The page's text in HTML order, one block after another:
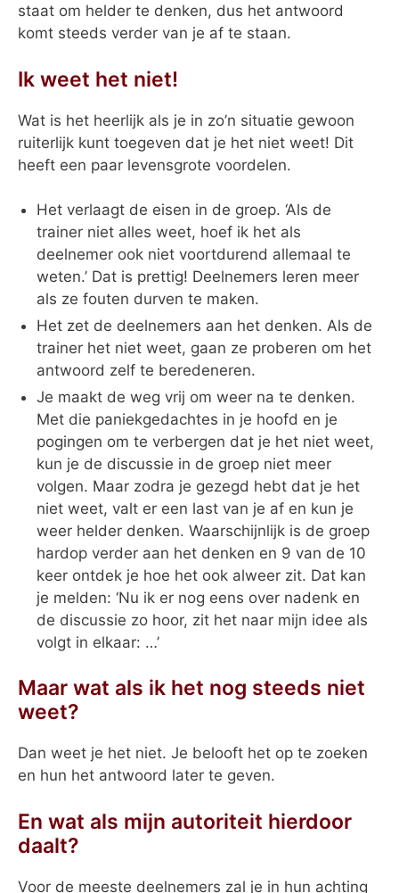
staat om helder te denken, dus het antwoord
komt steeds verder van je af te staan.
Ik weet het niet!
Wat is het heerlijk als je in zo’n situatie gewoon
ruiterlijk kunt toegeven dat je het niet weet! Dit
heeft een paar levensgrote voordelen.
Het verlaagt de eisen in de groep. ‘Als de
trainer niet alles weet, hoef ik het als
deelnemer ook niet voortdurend allemaal te
weten.’ Dat is prettig! Deelnemers leren meer
als ze fouten durven te maken.
Het zet de deelnemers aan het denken. Als de
trainer het niet weet, gaan ze proberen om het
antwoord zelf te beredeneren.
Je maakt de weg vrij om weer na te denken.
Met die paniekgedachtes in je hoofd en je
pogingen om te verbergen dat je het niet weet,
kun je de discussie in de groep niet meer
volgen. Maar zodra je gezegd hebt dat je het
niet weet, valt er een last van je af en kun je
weer helder denken. Waarschijnlijk is de groep
hardop verder aan het denken en 9 van de 10
keer ontdek je hoe het ook alweer zit. Dat kan
je melden: ‘Nu ik er nog eens over nadenk en
de discussie zo hoor, zit het naar mijn idee als
volgt in elkaar: …’
Maar wat als ik het nog steeds niet
weet?
Dan weet je het niet. Je belooft het op te zoeken
en hun het antwoord later te geven.
En wat als mijn autoriteit hierdoor
daalt?
Voor de meeste deelnemers zal je in hun achting